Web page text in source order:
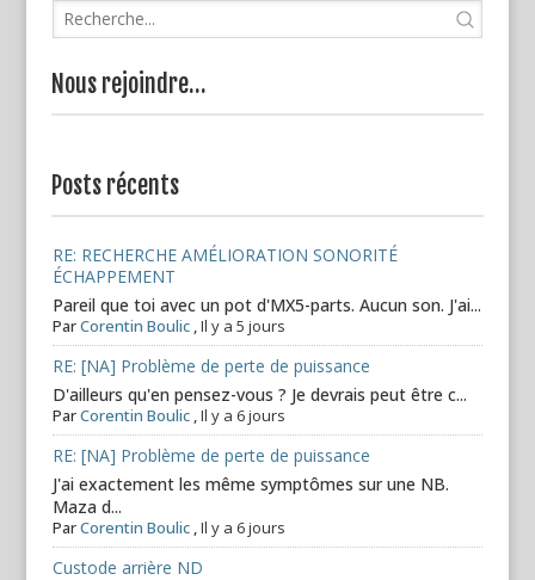
Nous rejoindre…
Posts récents
RE: RECHERCHE AMÉLIORATION SONORITÉ
ÉCHAPPEMENT
Pareil que toi avec un pot d'MX5-parts. Aucun son. J'ai...
ParCorentin Boulic, Il y a 5 jours
RE: [NA] Problème de perte de puissance
D'ailleurs qu'en pensez-vous ? Je devrais peut être c...
ParCorentin Boulic, Il y a 6 jours
RE: [NA] Problème de perte de puissance
J'ai exactement les même symptômes sur une NB.
Maza d...
ParCorentin Boulic, Il y a 6 jours
Custode arrière ND